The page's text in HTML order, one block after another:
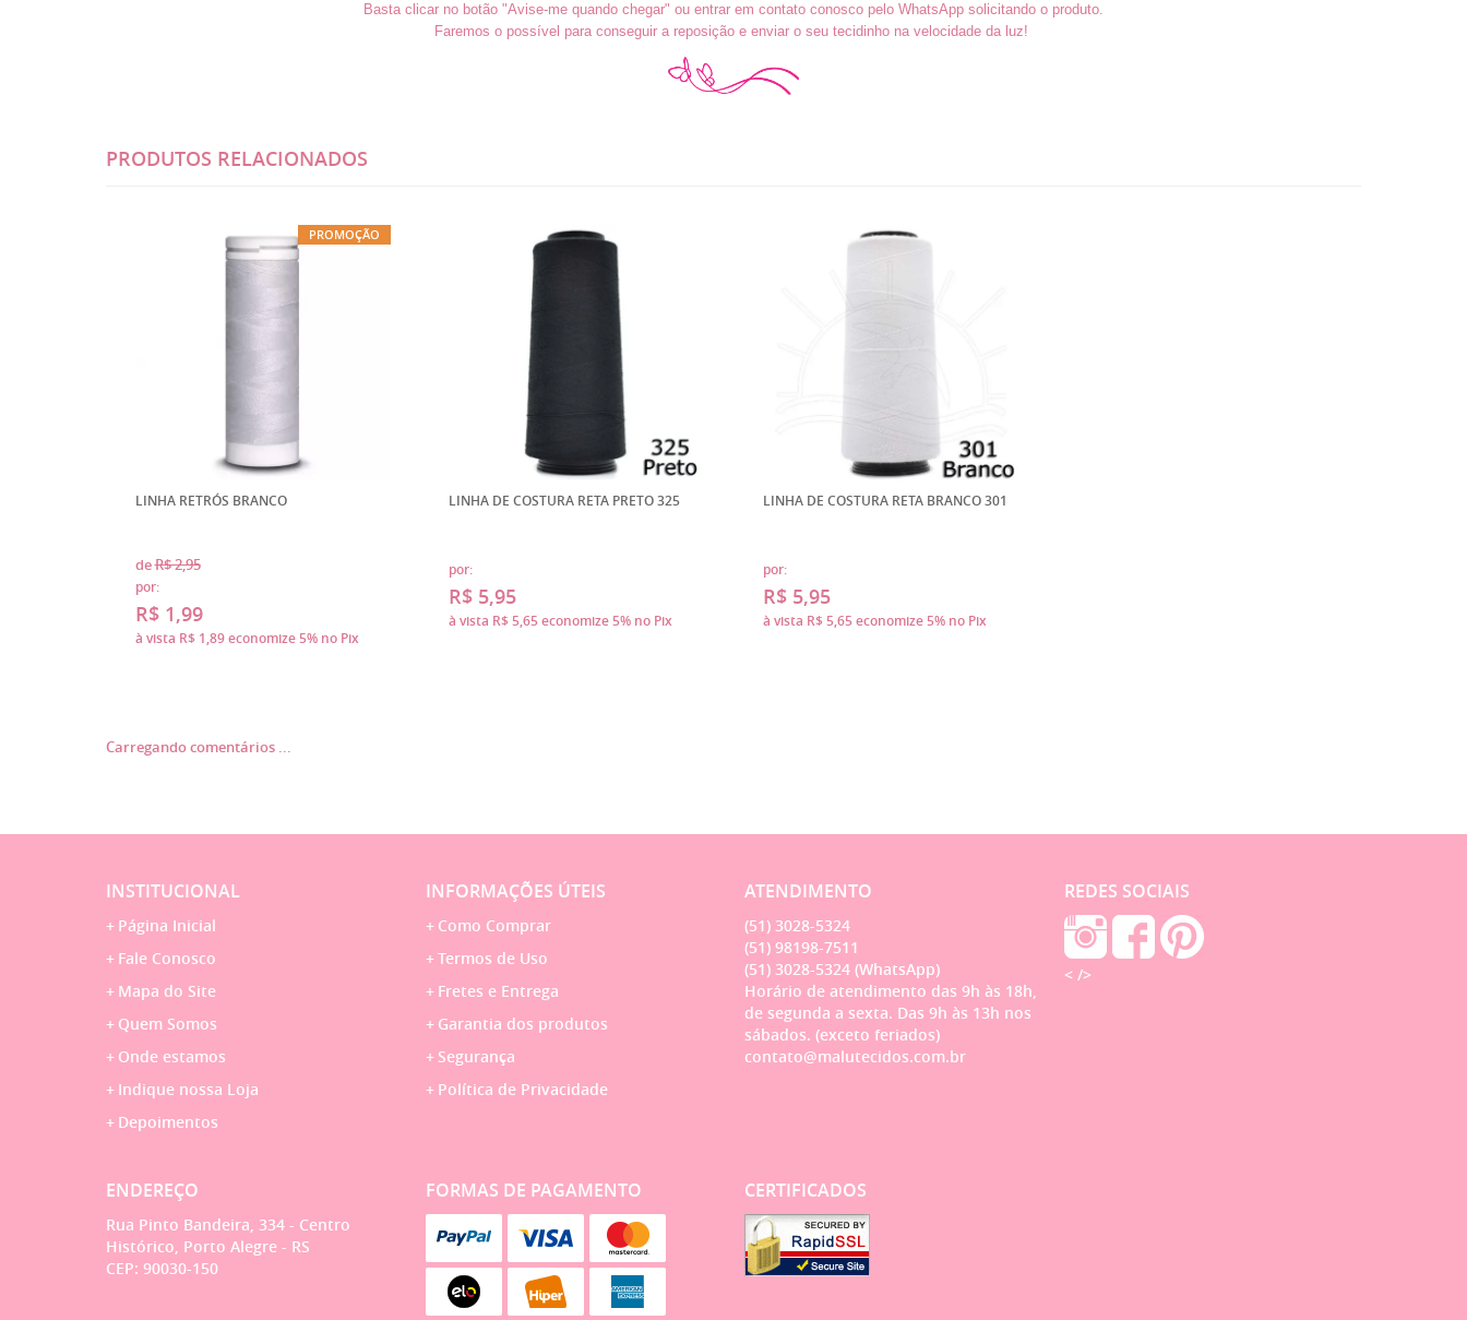
Basta clicar no botão "Avise-me quando chegar" ou entrar em contato conosco pelo WhatsApp solicitando o produto.
Faremos o possível para conseguir a reposição e enviar o seu tecidinho na velocidade da luz!
PRODUTOS RELACIONADOS
PROMOÇÃO
LINHA RETRÓS BRANCO
deR$ 2,95
por:
R$ 1,99
à vista R$ 1,89economize5% no Pix
LINHA DE COSTURA RETA PRETO 325
por:
R$ 5,95
à vista R$ 5,65economize5% no Pix
LINHA DE COSTURA RETA BRANCO 301
por:
R$ 5,95
à vista R$ 5,65economize5% no Pix
Carregando comentários ...
INSTITUCIONAL
Página Inicial
Fale Conosco
Mapa do Site
Quem Somos
Onde estamos
Indique nossa Loja
Depoimentos
INFORMAÇÕES ÚTEIS
Como Comprar
Termos de Uso
Fretes e Entrega
Garantia dos produtos
Segurança
Política de Privacidade
ATENDIMENTO
(51) 3028-5324
(51) 98198-7511
(51) 3028-5324 (WhatsApp)
Horário de atendimento das 9h às 18h,
de segunda a sexta. Das 9h às 13h nos
sábados. (exceto feriados)
contato@malutecidos.com.br
REDES SOCIAIS
< />
ENDEREÇO
Rua Pinto Bandeira, 334 - Centro
Histórico, Porto Alegre - RS
CEP: 90030-150
FORMAS DE PAGAMENTO CERTIFICADOS